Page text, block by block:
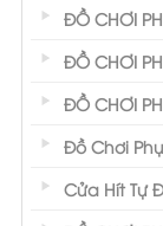
ĐỒ CHƠI
ĐỒ CHƠI
ĐỒ CHƠI
Đồ Chơi
Cửa Hít Tự